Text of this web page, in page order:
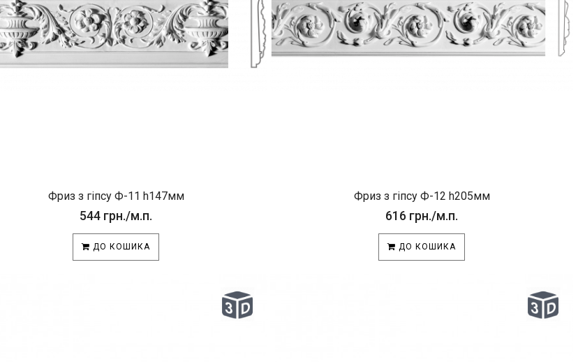
Фриз з гіпсу Ф-11 h147мм
544 грн./м.п.
ДО КОШИКА
Фриз з гіпсу Ф-12 h205мм
616 грн./м.п.
ДО КОШИКА